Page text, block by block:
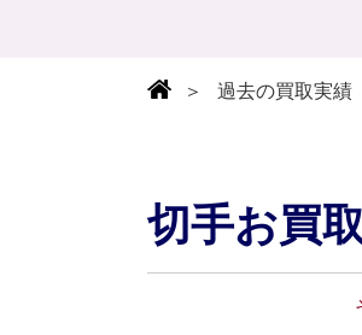
＞ 過去の買取実績
切手お買